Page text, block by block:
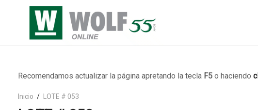
Recomendamos actualizar la página apretando la tecla F5 o haciendo
Inicio LOTE # 053